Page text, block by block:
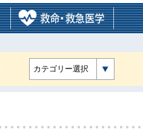
カテゴリー選択